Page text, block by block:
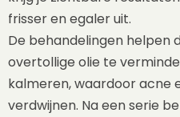
frisser en egaler uit.
De behandelingen helpen
overtollige olie te
kalmeren, waardoor acne
verdwijnen. Na een serie